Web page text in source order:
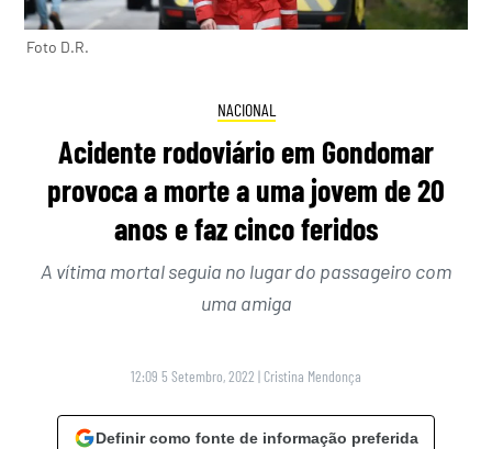
Foto D.R.
NACIONAL
Acidente rodoviário em Gondomar
provoca a morte a uma jovem de 20
anos e faz cinco feridos
A vítima mortal seguia no lugar do passageiro com
uma amiga
12:09 5 Setembro, 2022 | Cristina Mendonça
Definir como fonte de informação preferida